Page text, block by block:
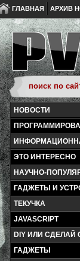
ГЛАВНАЯ АРХИВ
НОВОСТИ
ЭТО ИНТЕРЕСНО
НАУЧНО-
ГАДЖЕТЫ И
ТЕКУЧКА
JAVASCRIPT
DIY ИЛИ СДЕЛАЙ
ГАДЖЕТЫ